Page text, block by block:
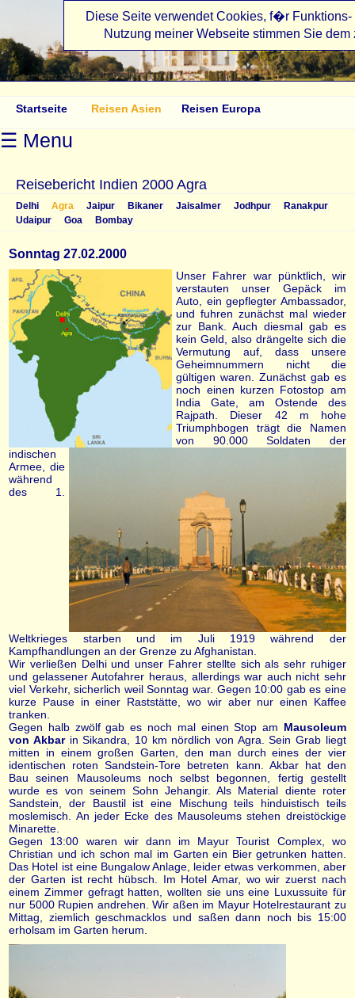
angelikasreisen.de
Startseite Reisen Asien Reisen Europa
☰ Menu
Reisebericht Indien 2000 Agra
Delhi Agra Jaipur Bikaner Jaisalmer Jodhpur
Ranakpur
Udaipur
Goa Bombay
Sonntag 27.02.2000
Unser Fahrer war pünktlich, wir
verstauten unser Gepäck im
Auto, ein gepflegter Ambassador,
und fuhren zunächst mal wieder
zur Bank. Auch diesmal gab es
kein Geld, also drängelte sich die
Vermutung auf, dass unsere
Geheimnummern nicht die
gültigen waren. Zunächst gab es
noch einen kurzen Fotostop am
India Gate, am Ostende des
Rajpath. Dieser 42 m hohe
Triumphbogen trägt die Namen
von 90.000 Soldaten der
indischen
Armee, die
während
des 1.
Weltkrieges starben und im Juli 1919 während der
Kampfhandlungen an der Grenze zu Afghanistan.
Wir verließen Delhi und unser Fahrer stellte sich als sehr ruhiger
und gelassener Autofahrer heraus, allerdings war auch nicht sehr
viel Verkehr, sicherlich weil Sonntag war. Gegen 10:00 gab es eine
kurze Pause in einer Raststätte, wo wir aber nur einen Kaffee
tranken.
Gegen halb zwölf gab es noch mal einen Stop am Mausoleum
von Akbarin Sikandra, 10 km nördlich von Agra. Sein Grab liegt
mitten in einem großen Garten, den man durch eines der vier
identischen roten Sandstein-Tore betreten kann. Akbar hat den
Bau seinen Mausoleums noch selbst begonnen, fertig gestellt
wurde es von seinem Sohn Jehangir. Als Material diente roter
Sandstein, der Baustil ist eine Mischung teils hinduistisch teils
moslemisch. An jeder Ecke des Mausoleums stehen dreistöckige
Minarette.
Gegen 13:00 waren wir dann im Mayur Tourist Complex, wo
Christian und ich schon mal im Garten ein Bier getrunken hatten.
Das Hotel ist eine Bungalow Anlage, leider etwas verkommen, aber
der Garten ist recht hübsch. Im Hotel Amar, wo wir zuerst nach
einem Zimmer gefragt hatten, wollten sie uns eine Luxussuite für
nur 5000 Rupien andrehen. Wir aßen im Mayur Hotelrestaurant zu
Mittag, ziemlich geschmacklos und saßen dann noch bis 15:00
erholsam im Garten herum.
Diese Seite verwendet Cookies, f�r
Nutzung meiner Webseite stimmen Sie